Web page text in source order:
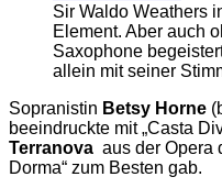
Sir Waldo Weathers
Element. Aber auch
Saxophone
allein mit seiner
Sopranistin Betsy Horne
beeindruckte mit „Casta
Terranova aus der Opera
Dorma“ zum Besten gab.